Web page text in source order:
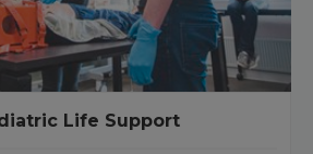
Life Support